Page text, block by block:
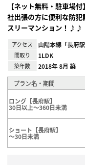
【ネット無料・駐車
社出張の方に便利な防
スリーマンション！♪♪
アクセス 山陽本線「長府
間取り 1LDK
築年数 2018年 8月 築
プラン名・期間
ロング【長府駅】
30日以上～360日未満
ショート【長府駅】
～30日未満